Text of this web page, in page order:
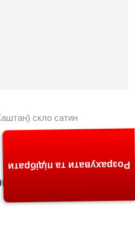
скло сатин
Розрахувати та підібрати